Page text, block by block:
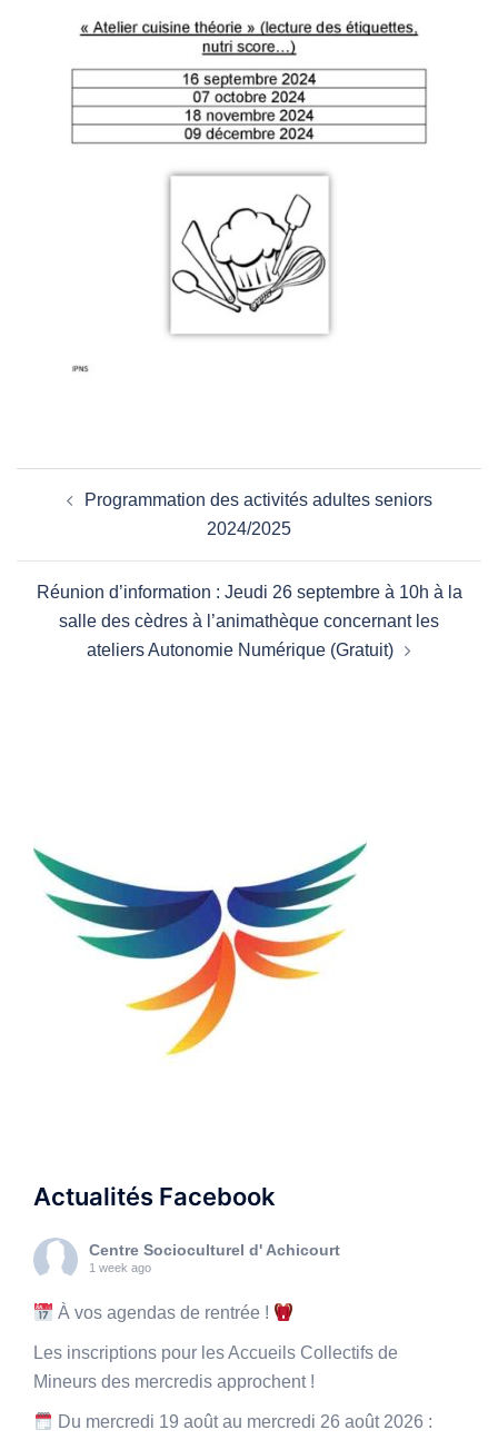
d’articleProgrammation des activités adultes seniors
2024/2025
Réunion d’information : Jeudi 26 septembre à 10h à la
salle des cèdres à l’animathèque concernant les
ateliers Autonomie Numérique (Gratuit)
Actualités Facebook
Centre Socioculturel d' Achicourt
1 week ago
À vos agendas de rentrée !
Les inscriptions pour les Accueils Collectifs de
Mineurs des mercredis approchent !
Du mercredi 19 août au mercredi 26 août 2026 :